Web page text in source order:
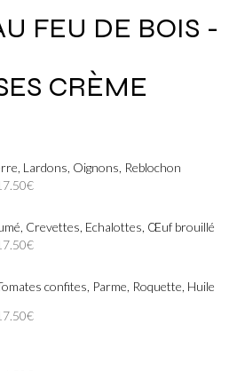
FEU DE BOIS -
CRÈME
Lardons, Oignons, Reblochon
Crevettes, Echalottes, Œuf brouillé